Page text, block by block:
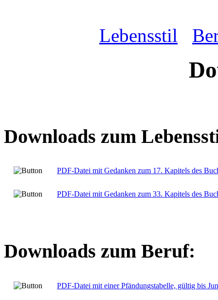
Lebensstil
Downloads zum
PDF-Datei mit Gedanken zum 17. Kapitels des
PDF-Datei mit Gedanken zum 33. Kapitels des
Downloads zum Beruf:
PDF-Datei mit einer Pfändungstabelle, gültig bis